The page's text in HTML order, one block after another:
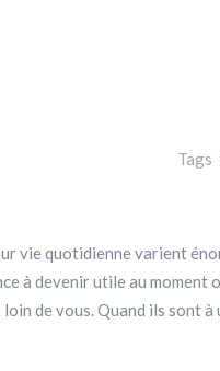
Tags
vie quotidienne varient
à devenir utile au moment
de vous. Quand ils sont à